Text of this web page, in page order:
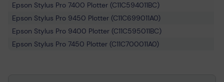
Epson Stylus Pro 7400 Plotter (C11C594011BC)
Epson Stylus Pro 9450 Plotter (C11C699011A0)
Epson Stylus Pro 9400 Plotter (C11C595011BC)
Epson Stylus Pro 7450 Plotter (C11C700011A0)